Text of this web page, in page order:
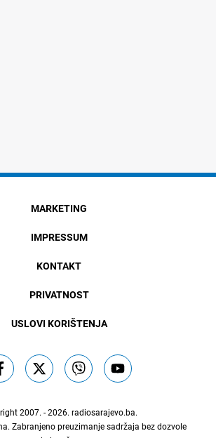
MARKETING
IMPRESSUM
KONTAKT
PRIVATNOST
USLOVI KORIŠTENJA
2007. - 2026. radiosarajevo.ba.
Zabranjeno preuzimanje sadržaja bez dozvole